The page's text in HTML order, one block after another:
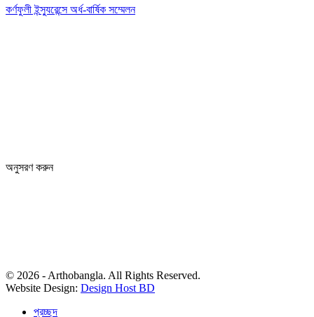
কর্ণফুলী ইন্স্যুরেন্সে অর্ধ-বার্ষিক সম্মেলন
অনুসরণ করুন
© 2026 - Arthobangla. All Rights Reserved.
Website Design: Design Host BD
প্রচ্ছদ